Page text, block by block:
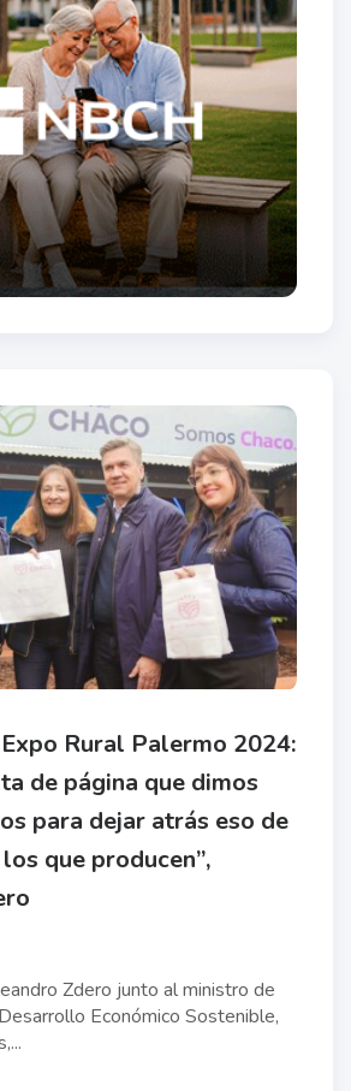
Rural Palermo 2024:
de página que dimos
para dejar atrás eso de
que producen”,
Zdero junto al ministro de
Económico Sostenible,